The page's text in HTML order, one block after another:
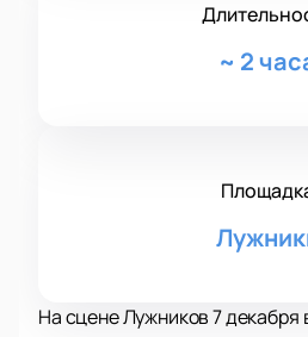
~ 2
На сцене Лужников 7 декабря